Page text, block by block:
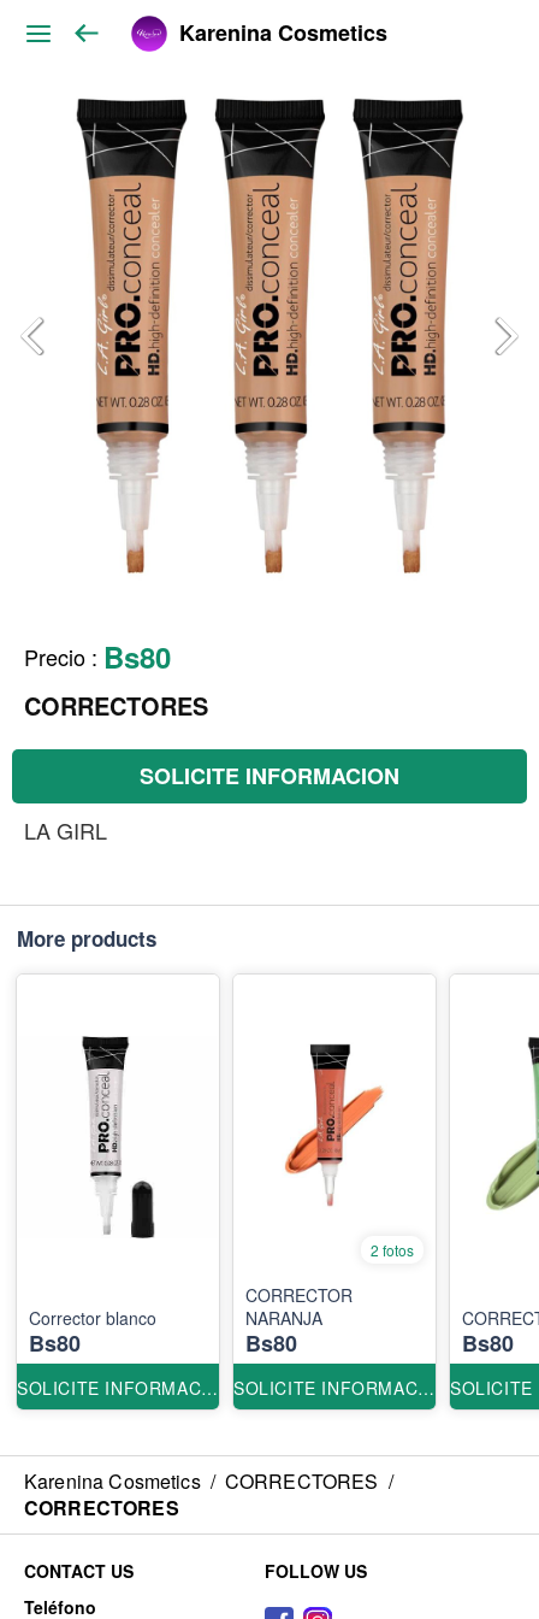
Karenina Cosmetics
Precio : Bs80
CORRECTORES
SOLICITE INFORMACION
LA GIRL
More products
Corrector blanco
Bs80
SOLICITE INFORMACION
2 fotos
CORRECTOR
NARANJA
Bs80
SOLICITE INFORMACION
Bs80
Karenina Cosmetics / CORRECTORES /
CORRECTORES
CONTACT US
Teléfono
FOLLOW US